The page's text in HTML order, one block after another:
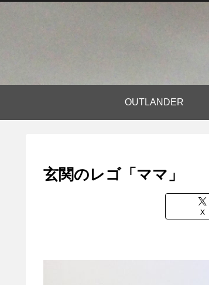
OUTLANDER
玄関のレゴ「ママ」
X